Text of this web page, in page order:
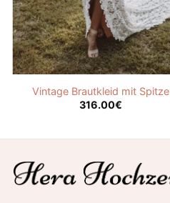
Vintage Brautkleid mit Spitze
316.00€